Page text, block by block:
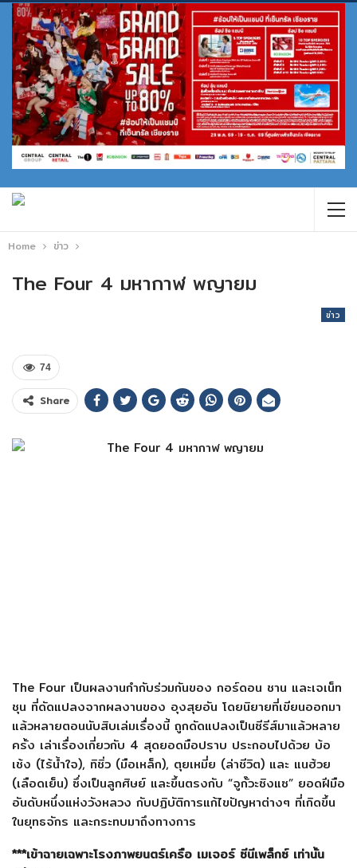
Home ข่าว
The Four 4 มหากาฬ พญายม
ข่าว
74
Share
The Four เป็นผลงานกำกับร่วมกันของ กอร์ดอน ชาน และเจเน็ท
ชุน ที่ดัดแปลงจากผลงานของ อุงสุยอัน โดยนิยายที่เขียนออกมา
แล้วหลายตอนนับสิบเล่มเรื่องนี้ ถูกดัดแปลงเป็นซีรีส์มาแล้วหลาย
ครั้ง เล่าเรื่องเกี่ยวกับ 4 สุดยอดมือปราบ ประกอบไปด้วย บ้อ
เช้ง (ไร้น้ำใจ), ทิชิ่ว (มือเหล็ก), ตุยเหมี่ย (ล่าชีวิต) และ แนฮ้วย
(เลือดเย็น) ซึ่งเป็นลูกศิษย์ และขึ้นตรงกับ “จูกั๊วะซิงแซ” ยอดฝีมือ
อันดับหนึ่งแห่งวังหลวง กับปฏิบัติการแก้ไขปัญหาต่างๆ ที่เกิดขึ้น
ในยุทธจักร และกระทบมาถึงทางการ
***เข้าฉายเฉพาะโรงภาพยนตร์เครือ เมเจอร์ ซีนีเพล็กซ์ เท่านั้น